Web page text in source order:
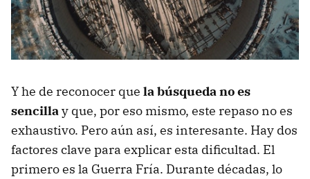
Y he de reconocer que la búsqueda no es
sencilla y que, por eso mismo, este repaso no es
exhaustivo. Pero aún así, es interesante. Hay dos
factores clave para explicar esta dificultad. El
primero es la Guerra Fría. Durante décadas, lo